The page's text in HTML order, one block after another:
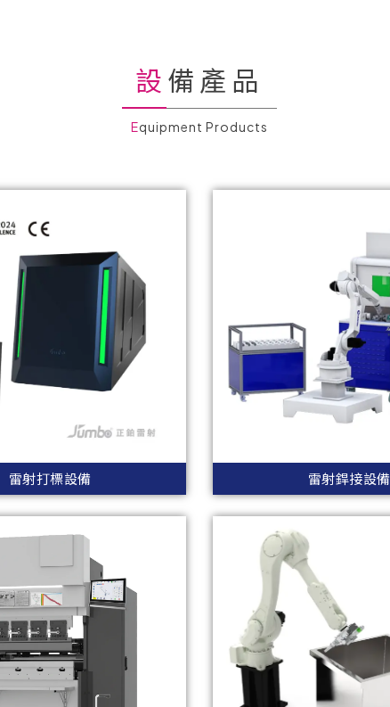
設備產品
Equipment Products
雷射打標設備 雷射銲接設備